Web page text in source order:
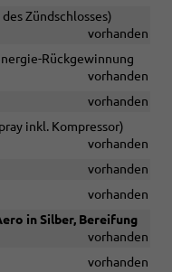
Zündschlosses)
vorhanden
Rückgewinnung
vorhanden
vorhanden
inkl. Kompressor)
vorhanden
vorhanden
vorhanden
in Silber, Bereifung
vorhanden
vorhanden